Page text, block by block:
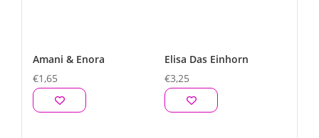
Amani & Enora
€1,65
Elisa Das Einhorn
€3,25